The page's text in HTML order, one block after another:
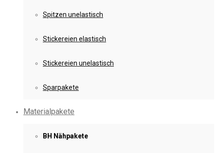
Spitzen unelastisch
Stickereien elastisch
Stickereien unelastisch
Sparpakete
Materialpakete
BH Nähpakete